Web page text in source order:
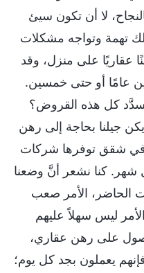
لا أن تكون سيئ
تهمة وتواجه مشكلات
عقاريًا على منزل، وقد
عامًا أو حتى خمسين.
كل هذه القروض؟
جيلنا بحاجة إلى رهن
في شقق توفرها شركات
شهر. كنا نشعر أنَّ وضعنا
الحاضر، الأمر صعب
ليس سهلاً عليهم
على رهن عقاري،
يعملون بجد كل يوم؛